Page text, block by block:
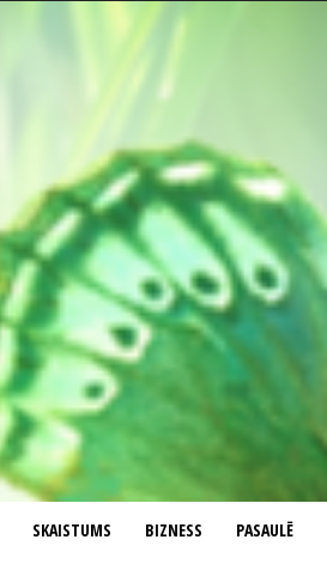
SKAISTUMS BIZNESS PASAULĒ